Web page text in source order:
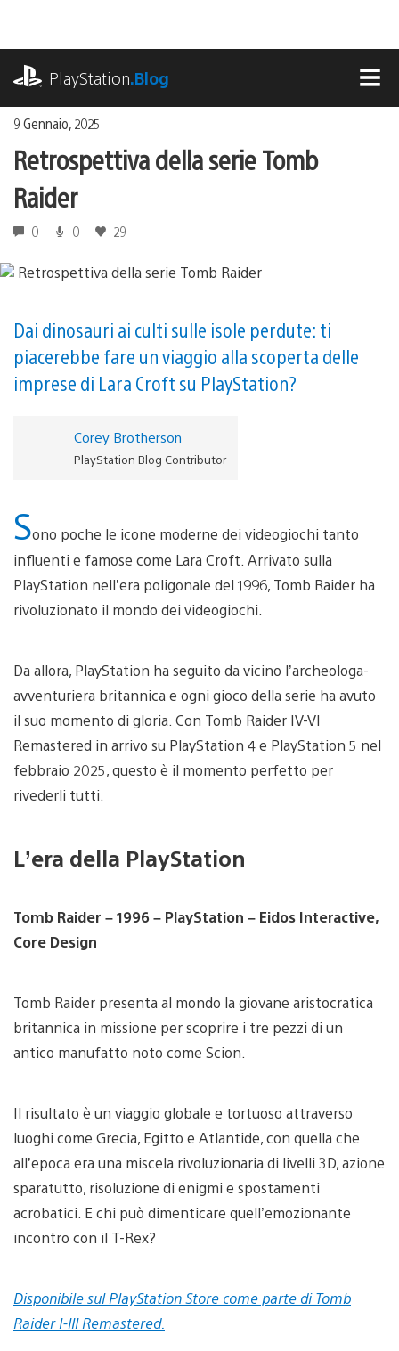
contenuto
PlayStation.Blog
9 Gennaio, 2025
Retrospettiva della serie Tomb
Raider
0 0 29
Dai dinosauri ai culti sulle isole perdute: ti
piacerebbe fare un viaggio alla scoperta delle
imprese di Lara Croft su PlayStation?
Corey Brotherson
PlayStation Blog Contributor
Sono poche le icone moderne dei videogiochi tanto
influenti e famose come Lara Croft. Arrivato sulla
PlayStation nell’era poligonale del 1996, Tomb Raider ha
rivoluzionato il mondo dei videogiochi.
Da allora, PlayStation ha seguito da vicino l’archeologa-
avventuriera britannica e ogni gioco della serie ha avuto
il suo momento di gloria. Con Tomb Raider IV-VI
Remastered in arrivo su PlayStation 4 e PlayStation 5 nel
febbraio 2025, questo è il momento perfetto per
rivederli tutti.
L’era della PlayStation
Tomb Raider – 1996 – PlayStation – Eidos Interactive,
Core Design
Tomb Raider presenta al mondo la giovane aristocratica
britannica in missione per scoprire i tre pezzi di un
antico manufatto noto come Scion.
Il risultato è un viaggio globale e tortuoso attraverso
luoghi come Grecia, Egitto e Atlantide, con quella che
all’epoca era una miscela rivoluzionaria di livelli 3D, azione
sparatutto, risoluzione di enigmi e spostamenti
acrobatici. E chi può dimenticare quell’emozionante
incontro con il T-Rex?
Disponibile sul PlayStation Store come parte di Tomb
Raider I-III Remastered.